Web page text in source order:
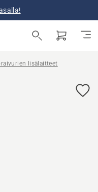
lisälaitteet